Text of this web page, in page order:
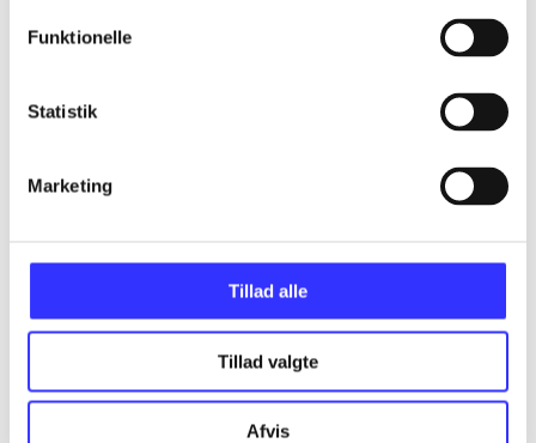
Funktionelle
Statistik
Marketing
Tillad alle
Tillad valgte
Afvis
Finn Wraae Poulsen
rydder op. Fra 10 år
manipuleret med hændelserne i de store
kampe som har fundet sted gennem tiden
og således bragt nutiden i fare. Der er
derfor brug for en stærk kriger som kan
rod skurkene har lavet. Man opretter derfor
sin egen karakter og drager tilbage i tiden.
Her kæmper man side om side med Goku,
Gohan og mange andre i tidernes store